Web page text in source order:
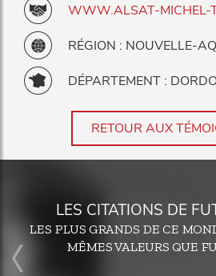
WWW.ALSAT-MICHEL-
RÉGION : NOUVELLE-
DÉPARTEMENT :
RETOUR AUX
LES CITATIONS DE
LES PLUS GRANDS DE CE
MÊMES VALEURS QUE